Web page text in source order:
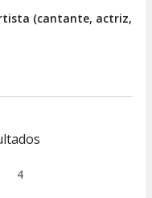
(cantante, actriz,
4